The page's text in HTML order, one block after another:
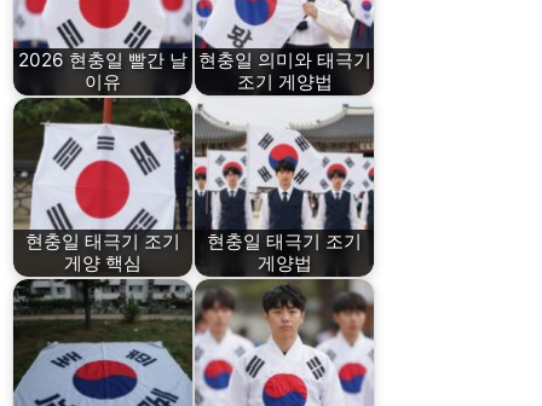
2026 현충일 빨간 날
이유
현충일 의미와 태극기
조기 게양법
현충일 태극기 조기
게양 핵심
현충일 태극기 조기
게양법